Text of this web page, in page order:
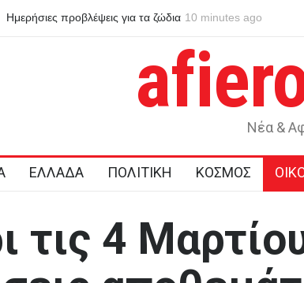
Τα σημαντικότερα νέα της ημέρας
Σφοδρή επίθεση
10 minutes ago
Νέα &
ΕΛΛΑΔΑ ΠΟΛΙΤΙΚΗ ΚΟΣΜΟΣ
τις 4